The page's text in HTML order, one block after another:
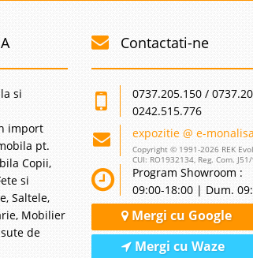
si
import
pt.
Copii,
si
Saltele,
Mobilier
de
Contactati-ne
0737.205.150 /
0242.515.776
expozitie @ e-
Copyright © 1991-2026 REK
CUI: RO1932134, Reg. Com.
Program Showroom :
09:00-18:00 | Dum.
Mergi cu Google
Mergi cu Waze